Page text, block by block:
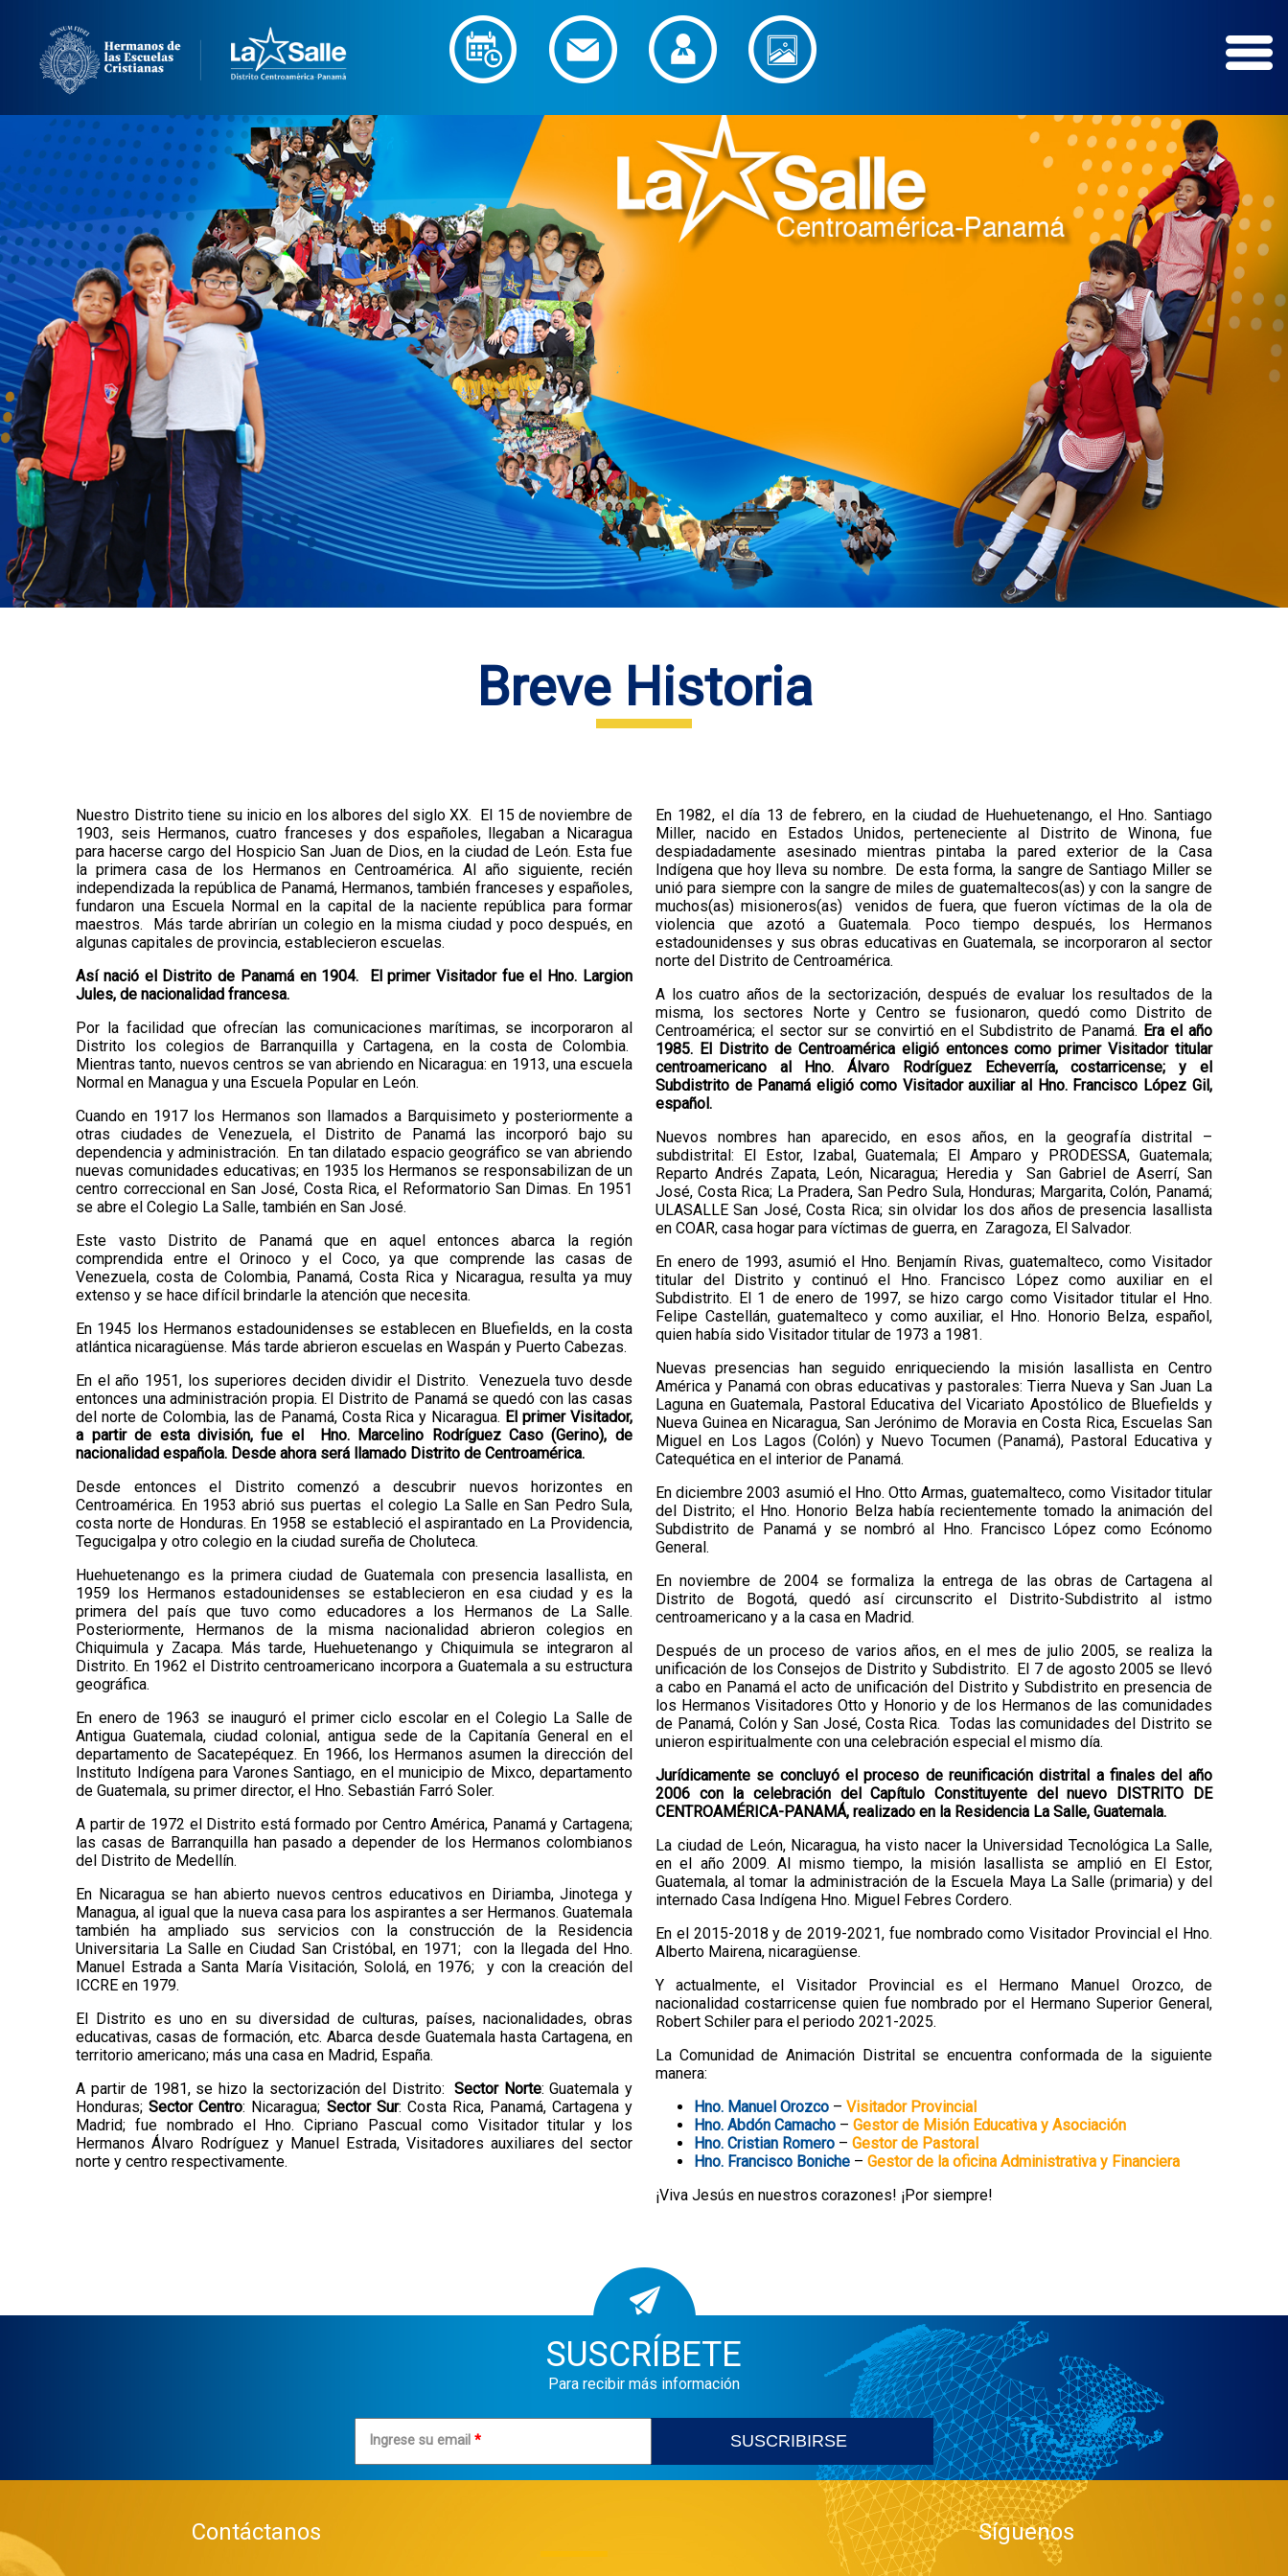
Breve Historia
Nuestro Distrito tiene su inicio en los albores del siglo XX. El 15 de noviembre de
1903, seis Hermanos, cuatro franceses y dos españoles, llegaban a Nicaragua
para hacerse cargo del Hospicio San Juan de Dios, en la ciudad de León. Esta fue
la primera casa de los Hermanos en Centroamérica. Al año siguiente, recién
independizada la república de Panamá, Hermanos, también franceses y españoles,
fundaron una Escuela Normal en la capital de la naciente república para formar
maestros. Más tarde abrirían un colegio en la misma ciudad y poco después, en
algunas capitales de provincia, establecieron escuelas.
Así nació el Distrito de Panamá en 1904. El primer Visitador fue el Hno. Largion
Jules, de nacionalidad francesa.
Por la facilidad que ofrecían las comunicaciones marítimas, se incorporaron al
Distrito los colegios de Barranquilla y Cartagena, en la costa de Colombia.
Mientras tanto, nuevos centros se van abriendo en Nicaragua: en 1913, una escuela
Normal en Managua y una Escuela Popular en León.
Cuando en 1917 los Hermanos son llamados a Barquisimeto y posteriormente a
otras ciudades de Venezuela, el Distrito de Panamá las incorporó bajo su
dependencia y administración. En tan dilatado espacio geográfico se van abriendo
nuevas comunidades educativas; en 1935 los Hermanos se responsabilizan de un
centro correccional en San José, Costa Rica, el Reformatorio San Dimas. En 1951
se abre el Colegio La Salle, también en San José.
Este vasto Distrito de Panamá que en aquel entonces abarca la región
comprendida entre el Orinoco y el Coco, ya que comprende las casas de
Venezuela, costa de Colombia, Panamá, Costa Rica y Nicaragua, resulta ya muy
extenso y se hace difícil brindarle la atención que necesita.
En 1945 los Hermanos estadounidenses se establecen en Bluefields, en la costa
atlántica nicaragüense. Más tarde abrieron escuelas en Waspán y Puerto Cabezas.
En el año 1951, los superiores deciden dividir el Distrito. Venezuela tuvo desde
entonces una administración propia. El Distrito de Panamá se quedó con las casas
del norte de Colombia, las de Panamá, Costa Rica y Nicaragua. El primer Visitador,
a partir de esta división, fue el Hno. Marcelino Rodríguez Caso (Gerino), de
nacionalidad española. Desde ahora será llamado Distrito de Centroamérica.
Desde entonces el Distrito comenzó a descubrir nuevos horizontes en
Centroamérica. En 1953 abrió sus puertas el colegio La Salle en San Pedro Sula,
costa norte de Honduras. En 1958 se estableció el aspirantado en La Providencia,
Tegucigalpa y otro colegio en la ciudad sureña de Choluteca.
Huehuetenango es la primera ciudad de Guatemala con presencia lasallista, en
1959 los Hermanos estadounidenses se establecieron en esa ciudad y es la
primera del país que tuvo como educadores a los Hermanos de La Salle.
Posteriormente, Hermanos de la misma nacionalidad abrieron colegios en
Chiquimula y Zacapa. Más tarde, Huehuetenango y Chiquimula se integraron al
Distrito. En 1962 el Distrito centroamericano incorpora a Guatemala a su estructura
geográfica.
En enero de 1963 se inauguró el primer ciclo escolar en el Colegio La Salle de
Antigua Guatemala, ciudad colonial, antigua sede de la Capitanía General en el
departamento de Sacatepéquez. En 1966, los Hermanos asumen la dirección del
Instituto Indígena para Varones Santiago, en el municipio de Mixco, departamento
de Guatemala, su primer director, el Hno. Sebastián Farró Soler.
A partir de 1972 el Distrito está formado por Centro América, Panamá y Cartagena;
las casas de Barranquilla han pasado a depender de los Hermanos colombianos
del Distrito de Medellín.
En Nicaragua se han abierto nuevos centros educativos en Diriamba, Jinotega y
Managua, al igual que la nueva casa para los aspirantes a ser Hermanos. Guatemala
también ha ampliado sus servicios con la construcción de la Residencia
Universitaria La Salle en Ciudad San Cristóbal, en 1971; con la llegada del Hno.
Manuel Estrada a Santa María Visitación, Sololá, en 1976; y con la creación del
ICCRE en 1979.
El Distrito es uno en su diversidad de culturas, países, nacionalidades, obras
educativas, casas de formación, etc. Abarca desde Guatemala hasta Cartagena, en
territorio americano; más una casa en Madrid, España.
A partir de 1981, se hizo la sectorización del Distrito:Sector Norte: Guatemala y
Honduras;Sector Centro: Nicaragua; Sector Sur: Costa Rica, Panamá, Cartagena y
Madrid; fue nombrado el Hno. Cipriano Pascual como Visitador titular y los
Hermanos Álvaro Rodríguez y Manuel Estrada, Visitadores auxiliares del sector
norte y centro respectivamente.
En 1982, el día 13 de febrero, en la ciudad de Huehuetenango, el Hno. Santiago
Miller, nacido en Estados Unidos, perteneciente al Distrito de Winona, fue
despiadadamente asesinado mientras pintaba la pared exterior de la Casa
Indígena que hoy lleva su nombre. De esta forma, la sangre de Santiago Miller se
unió para siempre con la sangre de miles de guatemaltecos(as) y con la sangre de
muchos(as) misioneros(as) venidos de fuera, que fueron víctimas de la ola de
violencia que azotó a Guatemala. Poco tiempo después, los Hermanos
estadounidenses y sus obras educativas en Guatemala, se incorporaron al sector
norte del Distrito de Centroamérica.
A los cuatro años de la sectorización, después de evaluar los resultados de la
misma, los sectores Norte y Centro se fusionaron, quedó como Distrito de
Centroamérica; el sector sur se convirtió en el Subdistrito de Panamá. Era el año
1985. El Distrito de Centroamérica eligió entonces como primer Visitador titular
centroamericano al Hno. Álvaro Rodríguez Echeverría, costarricense; y el
Subdistrito de Panamá eligió como Visitador auxiliar al Hno. Francisco López Gil,
español.
Nuevos nombres han aparecido, en esos años, en la geografía distrital –
subdistrital: El Estor, Izabal, Guatemala; El Amparo y PRODESSA, Guatemala;
Reparto Andrés Zapata, León, Nicaragua; Heredia y San Gabriel de Aserrí, San
José, Costa Rica; La Pradera, San Pedro Sula, Honduras; Margarita, Colón, Panamá;
ULASALLE San José, Costa Rica; sin olvidar los dos años de presencia lasallista
en COAR, casa hogar para víctimas de guerra, en Zaragoza, El Salvador.
En enero de 1993, asumió el Hno. Benjamín Rivas, guatemalteco, como Visitador
titular del Distrito y continuó el Hno. Francisco López como auxiliar en el
Subdistrito. El 1 de enero de 1997, se hizo cargo como Visitador titular el Hno.
Felipe Castellán, guatemalteco y como auxiliar, el Hno. Honorio Belza, español,
quien había sido Visitador titular de 1973 a 1981.
Nuevas presencias han seguido enriqueciendo la misión lasallista en Centro
América y Panamá con obras educativas y pastorales: Tierra Nueva y San Juan La
Laguna en Guatemala, Pastoral Educativa del Vicariato Apostólico de Bluefields y
Nueva Guinea en Nicaragua, San Jerónimo de Moravia en Costa Rica, Escuelas San
Miguel en Los Lagos (Colón) y Nuevo Tocumen (Panamá), Pastoral Educativa y
Catequética en el interior de Panamá.
En diciembre 2003 asumió el Hno. Otto Armas, guatemalteco, como Visitador titular
del Distrito; el Hno. Honorio Belza había recientemente tomado la animación del
Subdistrito de Panamá y se nombró al Hno. Francisco López como Ecónomo
General.
En noviembre de 2004 se formaliza la entrega de las obras de Cartagena al
Distrito de Bogotá, quedó así circunscrito el Distrito-Subdistrito al istmo
centroamericano y a la casa en Madrid.
Después de un proceso de varios años, en el mes de julio 2005, se realiza la
unificación de los Consejos de Distrito y Subdistrito. El 7 de agosto 2005 se llevó
a cabo en Panamá el acto de unificación del Distrito y Subdistrito en presencia de
los Hermanos Visitadores Otto y Honorio y de los Hermanos de las comunidades
de Panamá, Colón y San José, Costa Rica. Todas las comunidades del Distrito se
unieron espiritualmente con una celebración especial el mismo día.
Jurídicamente se concluyó el proceso de reunificación distrital a finales del año
2006 con la celebración del Capítulo Constituyente del nuevo DISTRITO DE
CENTROAMÉRICA-PANAMÁ, realizado en la Residencia La Salle, Guatemala.
La ciudad de León, Nicaragua, ha visto nacer la Universidad Tecnológica La Salle,
en el año 2009. Al mismo tiempo, la misión lasallista se amplió en El Estor,
Guatemala, al tomar la administración de la Escuela Maya La Salle (primaria) y del
internado Casa Indígena Hno. Miguel Febres Cordero.
En el 2015-2018 y de 2019-2021, fue nombrado como Visitador Provincial el Hno.
Alberto Mairena, nicaragüense.
Y actualmente, el Visitador Provincial es el Hermano Manuel Orozco, de
nacionalidad costarricense quien fue nombrado por el Hermano Superior General,
Robert Schiler para el periodo 2021-2025.
La Comunidad de Animación Distrital se encuentra conformada de la siguiente
manera:
Hno. Manuel Orozco –Visitador Provincial
Hno. Abdón Camacho –Gestor de Misión Educativa y Asociación
Hno. Cristian Romero –Gestor de Pastoral
Hno. Francisco Boniche –Gestor de la oficina Administrativa y Financiera
¡Viva Jesús en nuestros corazones! ¡Por siempre!
SUSCRÍBETE
Para recibir más información
Ingrese su email *
Contáctanos Síguenos